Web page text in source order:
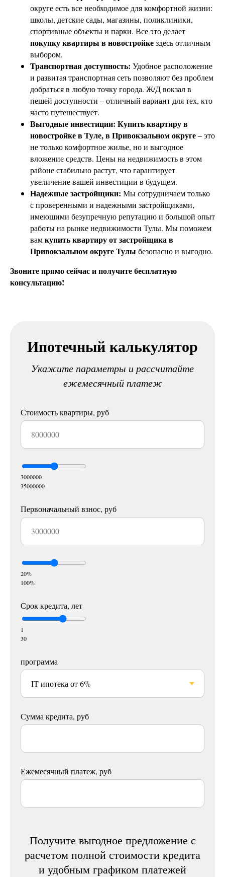
округе есть все необходимое для комфортной жизни:
школы, детские сады, магазины, поликлиники,
спортивные объекты и парки. Все это делает
покупку квартиры в новостройкездесь отличным
выбором.
Транспортная доступность: Удобное расположение
и развитая транспортная сеть позволяют без проблем
добраться в любую точку города. Ж/Д вокзал в
пешей доступности – отличный вариант для тех, кто
часто путешествует.
Выгодные инвестиции: Купить квартиру в
новостройке в Туле, в Привокзальном округе– это
не только комфортное жилье, но и выгодное
вложение средств. Цены на недвижимость в этом
районе стабильно растут, что гарантирует
увеличение вашей инвестиции в будущем.
Надежные застройщики: Мы сотрудничаем только
с проверенными и надежными застройщиками,
имеющими безупречную репутацию и большой опыт
работы на рынке недвижимости Тулы. Мы поможем
вамкупить квартиру от застройщика в
Привокзальном округе Тулы безопасно и выгодно.
Звоните прямо сейчас и получите бесплатную
консультацию!
Ипотечный калькулятор
Укажите параметры и рассчитайте
ежемесячный платеж
Стоимость квартиры, руб
3000000
35000000
Первоначальный взнос, руб
20%
100%
Срок кредита, лет
1
30
программа
Сумма кредита, руб
Ежемесячный платеж, руб
Получите выгодное предложение с
расчетом полной стоимости кредита
и удобным графиком платежей